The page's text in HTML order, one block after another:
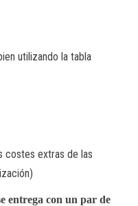
utilizando la tabla
costes extras de las
entrega con un par de